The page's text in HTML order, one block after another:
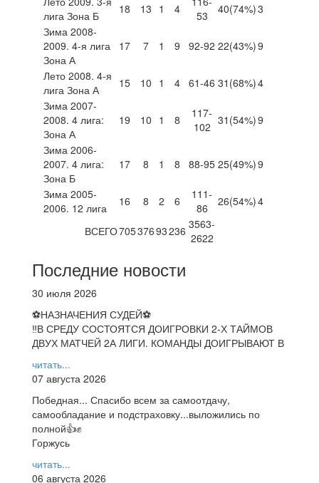
лига Зона Б
18 13 1 4
53
40(74%)3
Зима 2008-
2009. 4-я лига
Зона А
17 7 1 9 92-92 22(43%)9
Лето 2008. 4-я
лига Зона А
15 10 1 4 61-46 31 (68%)4
Зима 2007-
2008. 4 лига:
Зона А
19 10 1 8
117-
102 31 (54%)9
Зима 2006-
2007. 4 лига:
Зона Б
17 8 1 8 88-95 25(49%)9
Зима 2005-
2006. 12 лига
16 8 2 6
111-
86
26(54%)4
ВСЕГО70537693236 3563-
2622
Последние новости
30 июля 2026
⚽НАЗНАЧЕНИЯ СУДЕЙ⚽
‼В СРЕДУ СОСТОЯТСЯ ДОИГРОВКИ 2-Х ТАЙМОВ
ДВУХ МАТЧЕЙ 2А ЛИГИ. КОМАНДЫ ДОИГРЫВАЮТ В
читать...
07 августа 2026
Победная... Спасибо всем за самоотдачу,
самообладание и подстраховку...выложились по
полной👍✊
Горжусь
читать...
06 августа 2026